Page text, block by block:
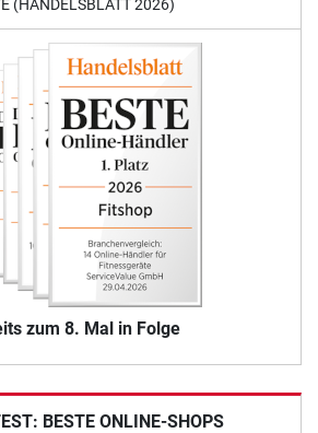
(HANDELSBLATT 2026)
zum 8. Mal in Folge
BESTE ONLINE-SHOPS